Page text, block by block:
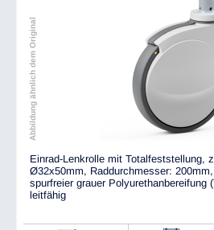
Abbildung ähnlich dem Original
Einrad-Lenkrolle mit Totalfeststellung,
Ø32x50mm, Raddurchmesser:
spurfreier grauer Polyurethanbereifung
leitfähig